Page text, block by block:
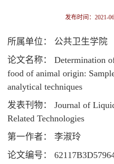
发布时间：2021-
所属单位： 公共卫生学院
论文名称： Determination
food of animal origin:
analytical techniques
发表刊物： Journal of
Related Technologies
第一作者： 李淑玲
论文编号：